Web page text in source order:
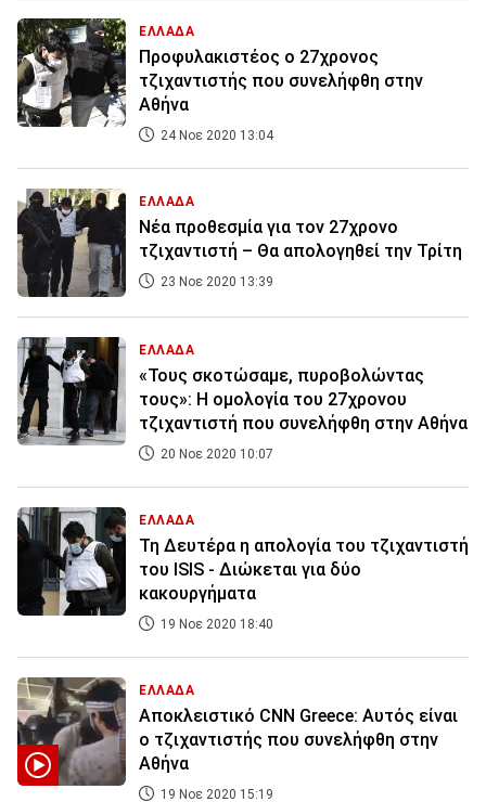
ΕΛΛΑΔΑ
Προφυλακιστέος ο 27χρονος
τζιχαντιστής που συνελήφθη στην
Αθήνα
24 Νοε 2020 13:04
ΕΛΛΑΔΑ
Νέα προθεσμία για τον 27χρονο
τζιχαντιστή – Θα απολογηθεί την Τρίτη
23 Νοε 2020 13:39
ΕΛΛΑΔΑ
«Τους σκοτώσαμε, πυροβολώντας
τους»: Η ομολογία του 27χρονου
τζιχαντιστή που συνελήφθη στην Αθήνα
20 Νοε 2020 10:07
ΕΛΛΑΔΑ
Τη Δευτέρα η απολογία του τζιχαντιστή
του ISIS - Διώκεται για δύο
κακουργήματα
19 Νοε 2020 18:40
ΕΛΛΑΔΑ
Αποκλειστικό CNN Greece: Αυτός είναι
ο τζιχαντιστής που συνελήφθη στην
Αθήνα
19 Νοε 2020 15:19